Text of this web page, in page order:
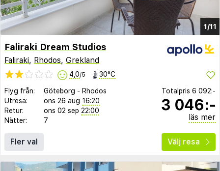
1/11
Faliraki Dream Studios
Faliraki, Rhodos, Grekland
4,0/5 30°C
Flyg från: Göteborg - Rhodos
Utresa:
ons 26 aug 16:20
Retur:
ons 02 sep 22:00
Nätter:
7
Totalpris 6 092:-
3 046:-
läs mer
Fler val Välj resa